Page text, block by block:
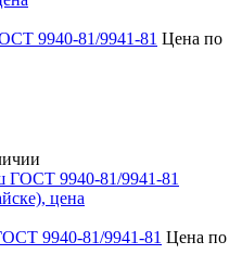
9940-81/9941-81 Цена по
9940-81/9941-81 Цена по